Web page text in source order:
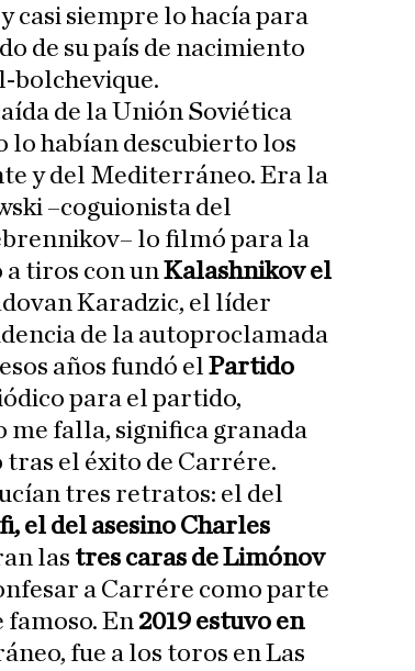
casi siempre lo hacía para
de su país de nacimiento
bolchevique.
de la Unión Soviética
lo habían descubierto los
y del Mediterráneo. Era la
–coguionista del
lo filmó para la
tiros con unKalashnikov el
Karadzic, el líder
de la autoproclamada
años fundó el Partido
para el partido,
me falla, significa granada
tras el éxito de Carrére.
tres retratos: el del
el del asesino Charles
las tres caras de Limónov
a Carrére como parte
famoso. En 2019 estuvo en
fue a los toros en Las